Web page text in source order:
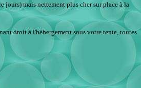
jours) mais nettement plus cher sur place à la
droit à l'hébergement sous votre tente, toutes